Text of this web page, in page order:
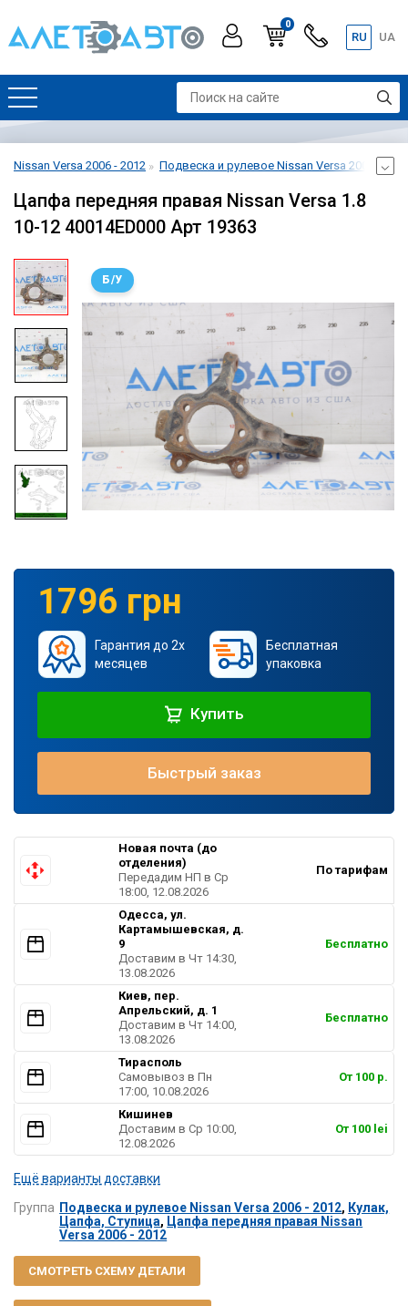
0
RU UA
Nissan Versa 2006 - 2012 Подвеска и рулевое Nissan Versa 2006 - 2012
Цапфа передняя правая Nissan Versa 1.8
10-12 40014ED000 Арт 19363
Б/У
1796 грн
Гарантия до 2х
месяцев
Бесплатная
упаковка
Купить
Быстрый заказ
Новая почта (до
отделения)
Передадим НП в Ср
18:00, 12.08.2026
По тарифам
Одесса, ул.
Картамышевская, д.
9
Доставим в Чт 14:30,
13.08.2026
Бесплатно
Киев, пер.
Апрельский, д. 1
Доставим в Чт 14:00,
13.08.2026
Бесплатно
Тирасполь
Самовывоз в Пн
17:00, 10.08.2026
От 100 р.
Кишинев
Доставим в Ср 10:00,
12.08.2026
От 100 lei
Ещё варианты доставки
Группа Подвеска и рулевое Nissan Versa 2006 - 2012, Кулак,
Цапфа, Ступица, Цапфа передняя правая Nissan
Versa 2006 - 2012
СМОТРЕТЬ СХЕМУ ДЕТАЛИ